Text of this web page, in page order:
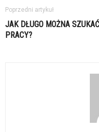
Poprzedni artykuł
JAK DŁUGO MOŻNA SZUKAĆ
PRACY?